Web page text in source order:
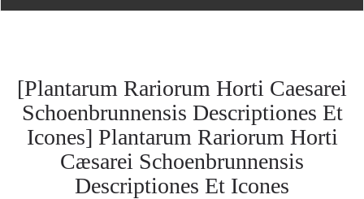
[Plantarum Rariorum Horti Caesarei
Schoenbrunnensis Descriptiones Et
Icones] Plantarum Rariorum Horti
Cæsarei Schoenbrunnensis
Descriptiones Et Icones